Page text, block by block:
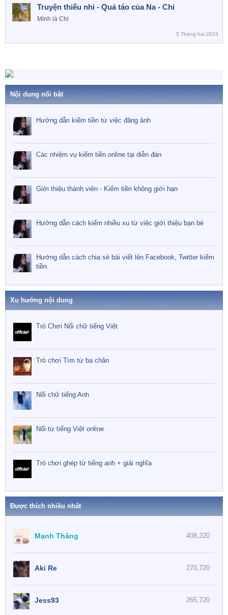
Truyện thiếu nhi - Quả táo của Na - Chi
Mình là Chi
5 Tháng hai 2023
Nội dung nổi bật
Hướng dẫn kiếm tiền từ việc đăng ảnh
Các nhiệm vụ kiếm tiền online tại diễn đàn
Giới thiệu thành viên - Kiếm tiền không giới hạn
Hướng dẫn cách kiếm nhiều xu từ việc giới thiệu bạn bè
Hướng dẫn cách chia sẻ bài viết lên Facebook, Twitter kiếm
tiền
Xu hướng nội dung
Trò Chơi Nối chữ tiếng Việt
Trò chơi Tìm từ ba chân
Nối chữ tiếng Anh
Nối từ tiếng Việt online
Trò chơi ghép từ tiếng anh + giải nghĩa
Được thích nhiều nhất
408,220
Mạnh Thăng
270,720
Aki Re
265,720
Jess93